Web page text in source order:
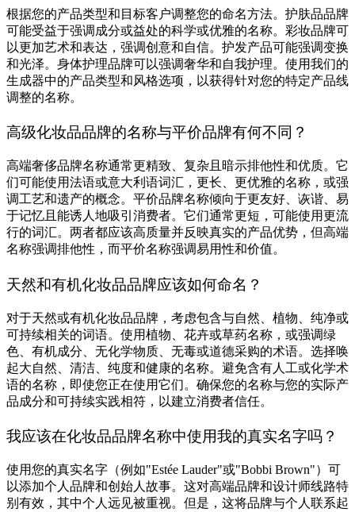
根据您的产品类型和目标客户调整您的命名方法。护肤品品牌
可能受益于强调成分或益处的科学或优雅的名称。彩妆品牌可
以更加艺术和表达，强调创意和自信。护发产品可能强调变换
和光泽。身体护理品牌可以强调奢华和自我护理。使用我们的
生成器中的产品类型和风格选项，以获得针对您的特定产品线
调整的名称。
高级化妆品品牌的名称与平价品牌有何不同？
高端奢侈品牌名称通常更精致、复杂且暗示排他性和优质。它
们可能使用法语或意大利语词汇，更长、更优雅的名称，或强
调工艺和遗产的概念。平价品牌名称倾向于更友好、诙谐、易
于记忆且能诱人地吸引消费者。它们通常更短，可能使用更流
行的词汇。两者都应该高质量并反映真实的产品优势，但高端
名称强调排他性，而平价名称强调易用性和价值。
天然和有机化妆品品牌应该如何命名？
对于天然或有机化妆品品牌，考虑包含与自然、植物、纯净或
可持续相关的词语。使用植物、花卉或草药名称，或强调绿
色、有机成分、无化学物质、无毒或道德采购的术语。选择唤
起大自然、清洁、纯度和健康的名称。避免含有人工或化学术
语的名称，即使您正在使用它们。确保您的名称与您的实际产
品成分和可持续实践相符，以建立消费者信任。
我应该在化妆品品牌名称中使用我的真实名字吗？
使用您的真实名字（例如"Estée Lauder"或"Bobbi Brown"）可
以添加个人品牌和创始人故事。这对高端品牌和设计师线路特
别有效，其中个人远见被重视。但是，这将品牌与个人联系起